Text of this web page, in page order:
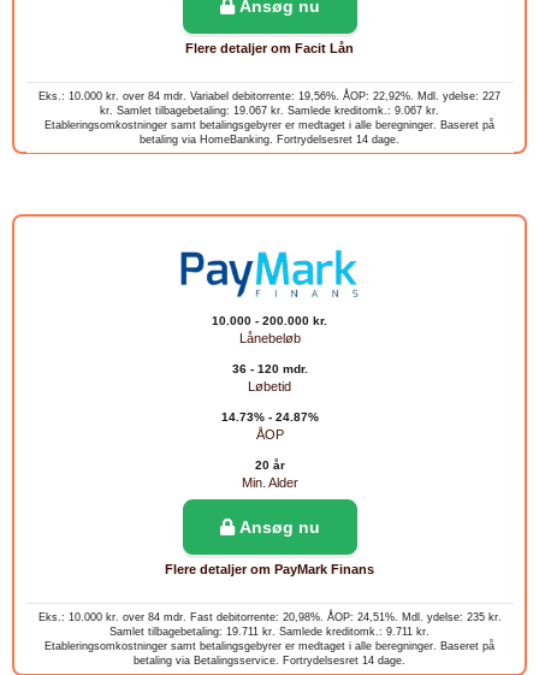
Ansøg nu
Flere detaljer om Facit Lån
Eks.: 10.000 kr. over 84 mdr. Variabel debitorrente: 19,56%. ÅOP: 22,92%. Mdl. ydelse: 227
kr. Samlet tilbagebetaling: 19.067 kr. Samlede kreditomk.: 9.067 kr.
Etableringsomkostninger samt betalingsgebyrer er medtaget i alle beregninger. Baseret på
betaling via HomeBanking. Fortrydelsesret 14 dage.
10.000 - 200.000 kr.
Lånebeløb
36 - 120 mdr.
Løbetid
14.73% - 24.87%
ÅOP
20 år
Min. Alder
Ansøg nu
Flere detaljer om PayMark Finans
Eks.: 10.000 kr. over 84 mdr. Fast debitorrente: 20,98%. ÅOP: 24,51%. Mdl. ydelse: 235 kr.
Samlet tilbagebetaling: 19.711 kr. Samlede kreditomk.: 9.711 kr.
Etableringsomkostninger samt betalingsgebyrer er medtaget i alle beregninger. Baseret på
betaling via Betalingsservice. Fortrydelsesret 14 dage.